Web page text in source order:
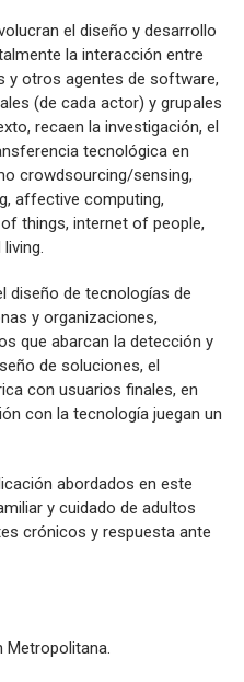
el diseño y desarrollo
la interacción entre
y otros agentes de software,
(de cada actor) y grupales
recaen la investigación, el
tecnológica en
crowdsourcing/sensing,
affective computing,
things, internet of people,
diseño de tecnologías de
y organizaciones,
que abarcan la detección y
de soluciones, el
con usuarios finales, en
con la tecnología juegan un
abordados en este
y cuidado de adultos
crónicos y respuesta ante
Metropolitana.